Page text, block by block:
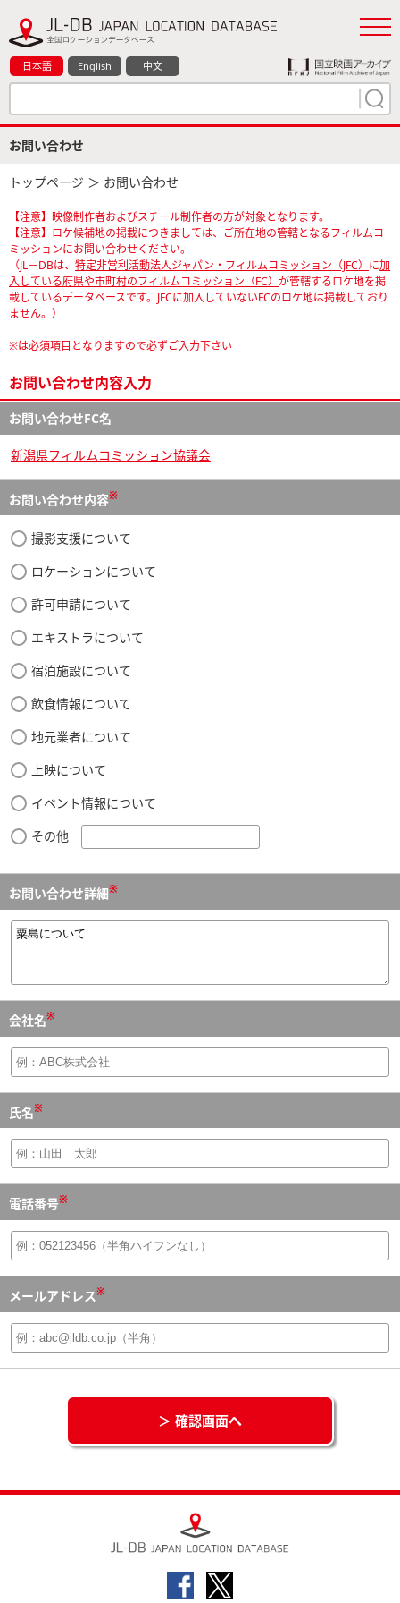
日本語 English 中文
お問い合わせ
トップページ ＞ お問い合わせ
【注意】映像制作者およびスチール制作者の方が対象となります。
【注意】ロケ候補地の掲載につきましては、ご所在地の管轄となるフィルムコ
ミッションにお問い合わせください。
（JL－DBは、 特定非営利活動法人ジャパン・フィルムコミッション（JFC） に加
入している府県や市町村のフィルムコミッション（FC） が管轄するロケ地を掲
載しているデータベースです。JFCに加入していないFCのロケ地は掲載しており
ません。）
※は必須項目となりますので必ずご入力下さい
お問い合わせ内容入力
お問い合わせFC名
新潟県フィルムコミッション協議会
お問い合わせ内容※
撮影支援について
ロケーションについて
許可申請について
エキストラについて
宿泊施設について
飲食情報について
地元業者について
上映について
イベント情報について
その他
お問い合わせ詳細※
会社名※
氏名※
電話番号※
メールアドレス※
＞ 確認画面へ